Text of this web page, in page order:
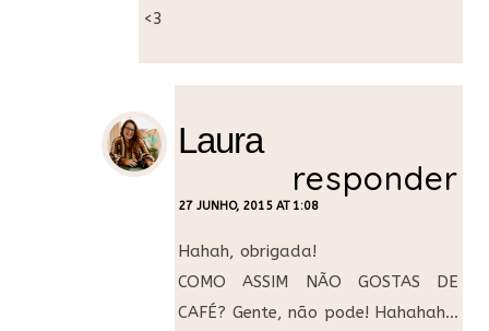
<3
Laura
27 JUNHO, 2015 AT 1:08
responder
Hahah, obrigada!
COMO ASSIM NÃO GOSTAS DE
CAFÉ? Gente, não pode! Hahahah…